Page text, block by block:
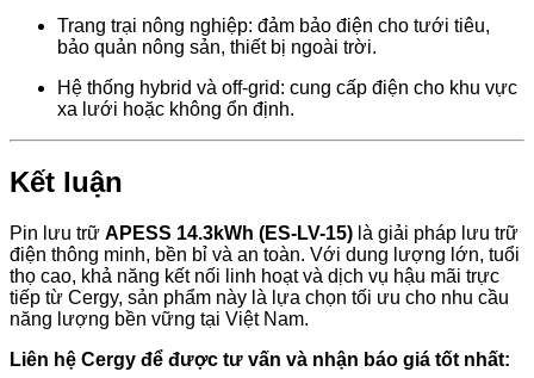
Trang trại nông nghiệp: đảm bảo điện cho tưới tiêu,
bảo quản nông sản, thiết bị ngoài trời.
Hệ thống hybrid và off-grid: cung cấp điện cho khu vực
xa lưới hoặc không ổn định.
Kết luận
Pin lưu trữ APESS 14.3kWh (ES-LV-15) là giải pháp lưu trữ
điện thông minh, bền bỉ và an toàn. Với dung lượng lớn, tuổi
thọ cao, khả năng kết nối linh hoạt và dịch vụ hậu mãi trực
tiếp từ Cergy, sản phẩm này là lựa chọn tối ưu cho nhu cầu
năng lượng bền vững tại Việt Nam.
Liên hệ Cergy để được tư vấn và nhận báo giá tốt nhất: